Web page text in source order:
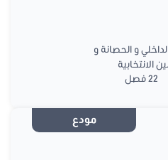
و الحصانة و
الانتخابية
22 فصل
مودع